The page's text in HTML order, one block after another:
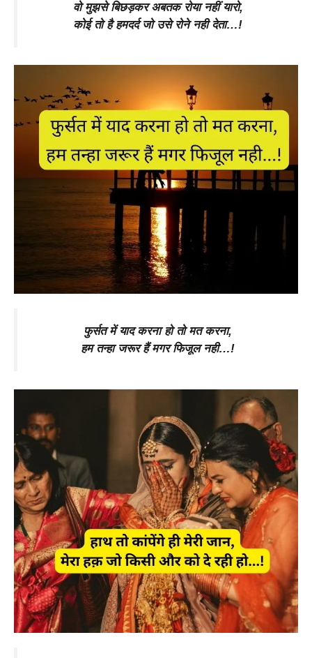
वो मुझसे बिछड़कर अबतक रोया नहीं यारो,
कोई तो है हमदर्द जो उसे रोने नही देता…!
फुर्सत में याद करना हो तो मत करना,
हम तन्हा जरूर हैं मगर फिजूल नही…!